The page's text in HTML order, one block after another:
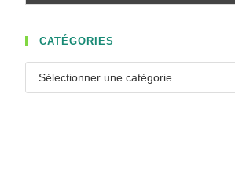
CATÉGORIES